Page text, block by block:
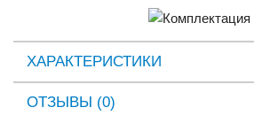
ХАРАКТЕРИСТИКИ
ОТЗЫВЫ (0)